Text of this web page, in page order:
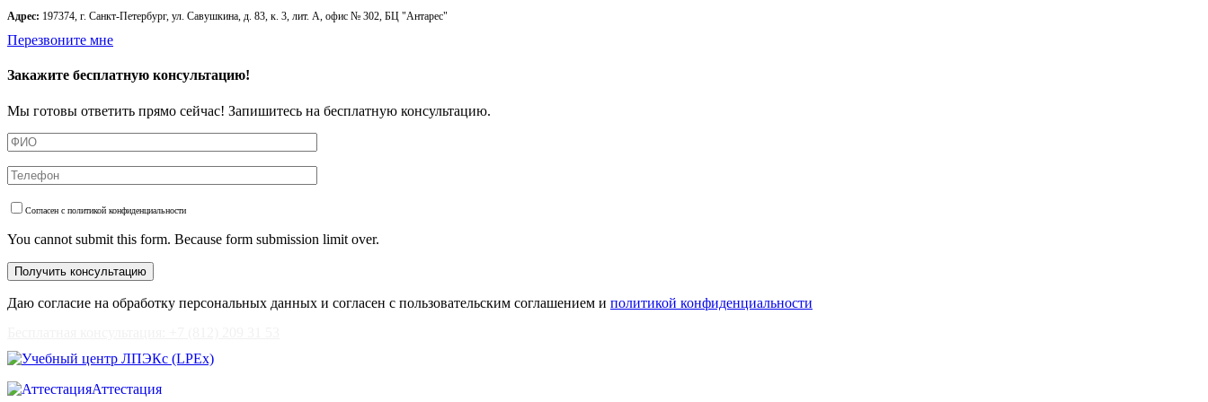
Адрес: 197374, г. Санкт-Петербург, ул. Савушкина, д. 83, к. 3, лит. А, офис № 302, БЦ "Антарес"
Перезвоните мне
Закажите бесплатную консультацию!
Мы готовы ответить прямо сейчас! Запишитесь на бесплатную консультацию.
Согласен с политикой конфиденциальности
You cannot submit this form. Because form submission limit over.
Даю согласие на обработку персональных данных и согласен с пользовательским соглашением и политикой конфиденциальности
Аттестация